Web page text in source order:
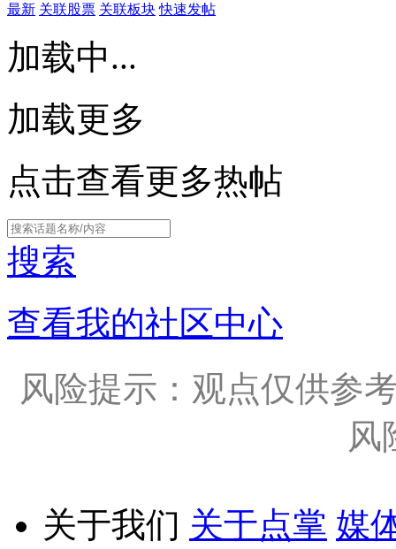
最新 关联股票 关联板块 快速发帖
加载中...
加载更多
点击查看更多热帖
搜索
查看我的社区中心
风险提示：观点仅供参
风
关于我们 关于点掌 媒